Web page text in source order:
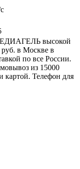
высокой
в Москве в
по все России.
из 15000
Телефон для